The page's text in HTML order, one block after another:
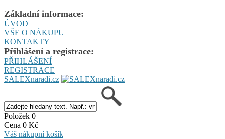
Základní informace:
ÚVOD
VŠE O NÁKUPU
KONTAKTY
Přihlášení a registrace:
PŘIHLÁŠENÍ
REGISTRACE
SALEXnaradi.cz
Položek 0
Cena 0 Kč
Váš nákupní košík